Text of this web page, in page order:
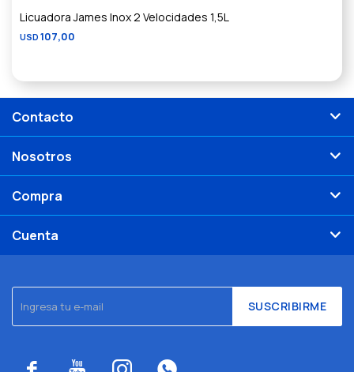
Licuadora James Inox 2 Velocidades 1,5L
USD 107,00
SUSCRIBIRME
Contacto
Nosotros
Compra
Cuenta